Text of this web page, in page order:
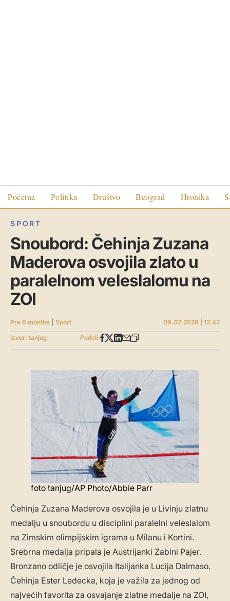
Početna Politika Društvo Beograd Hronika
SPORT
Snoubord: Čehinja Zuzana
Maderova osvojila zlato u
paralelnom veleslalomu na
ZOI
Pre 6 months Sport
09.02.2026 | 12:42
Izvor: tanjug
Podeli:
foto tanjug/AP Photo/Abbie Parr
Čehinja Zuzana Maderova osvojila je u Livinju zlatnu
medalju u snoubordu u disciplini paralelni veleslalom
na Zimskim olimpijskim igrama u Milanu i Kortini.
Srebrna medalja pripala je Austrijanki Zabini Pajer.
Bronzano odličje je osvojila Italijanka Lucija Dalmaso.
Čehinja Ester Ledecka, koja je važila za jednog od
najvećih favorita za osvajanje zlatne medalje na ZOI,